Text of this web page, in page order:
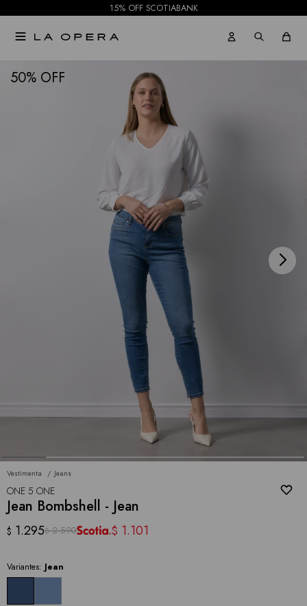
15% OFF SCOTIABANK

50
Vestimenta Jeans
ONE 5 ONE
Jean Bombshell - Jean
$ 1.295$ 2.590 $ 1.101
Variantes: Jean
NOTIFICARME